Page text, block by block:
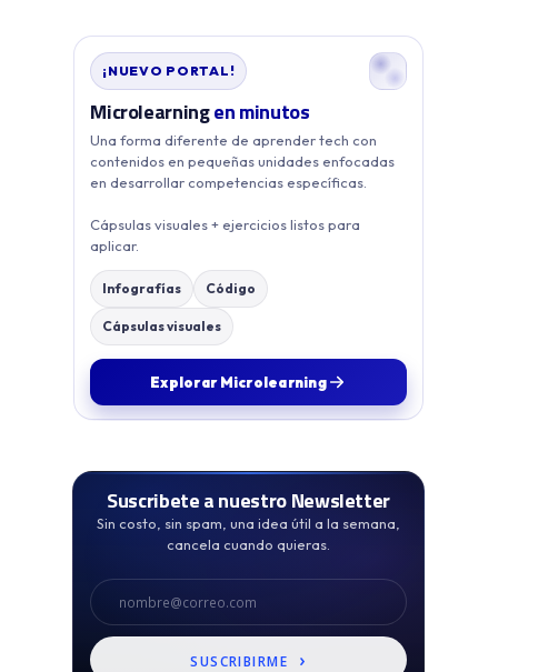
¡NUEVO PORTAL!
Microlearningen minutos
Una forma diferente de aprender tech con
contenidos en pequeñas unidades enfocadas
en desarrollar competencias específicas.
Cápsulas visuales + ejercicios listos para
aplicar.
Infografías Código
Cápsulas visuales
Explorar Microlearning
Suscribete a nuestro Newsletter
Sin costo, sin spam, una idea útil a la semana,
cancela cuando quieras.
Correo
SUSCRIBIRME ›